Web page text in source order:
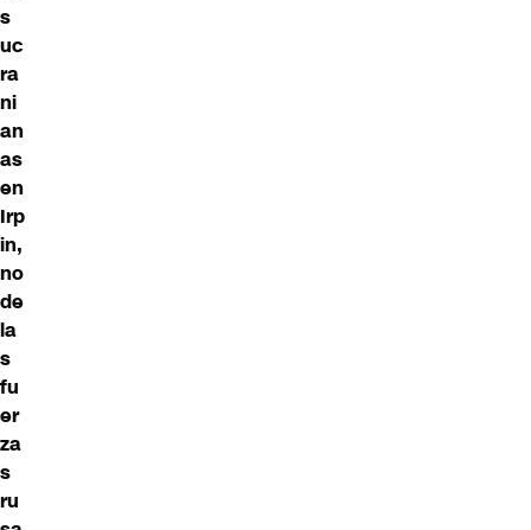
s
uc
ra
ni
an
as
en
Irp
in,
no
de
la
s
fu
er
za
s
ru